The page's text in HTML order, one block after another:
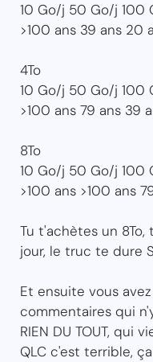
10 Go/j 50 Go/j 100
>100 ans 39 ans 20
4To
10 Go/j 50 Go/j 100
>100 ans 79 ans 39
8To
10 Go/j 50 Go/j 100
>100 ans >100 ans
Tu t'achètes un
jour, le truc te dure
Et ensuite vous
commentaires qui
RIEN DU TOUT, qui
QLC c'est terrible,